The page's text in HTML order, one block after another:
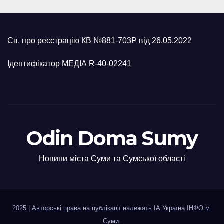
Св. про реєстрацію КВ №881-703Р від 26.05.2022
Ідентифікатор МЕДІА R-40-02241
Odin Doma Sumy
Новини міста Суми та Сумської області
2025
Авторські права на публікації належать ІА Україна ІНФО м.
Суми.